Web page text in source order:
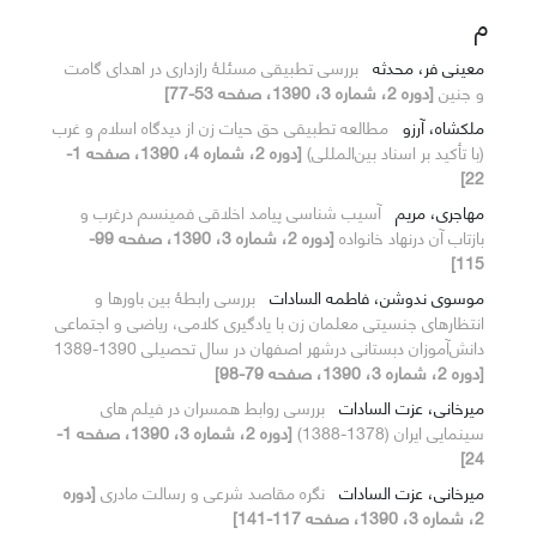
م
معینی فر، محدثه بررسی تطبیقی مسئلۀ رازداری در اهدای گامت
و جنین [دوره 2، شماره 3، 1390، صفحه 53-77]
ملکشاه، آرزو مطالعه تطبیقی حق حیات زن از دیدگاه اسلام و غرب
(با تأکید بر اسناد بین‌المللی)
[دوره 2، شماره 4، 1390، صفحه 1-
22]
مهاجری، مریم آسیب شناسی پیامد اخلاقی فمینسم درغرب و
بازتاب آن درنهاد خانواده
[دوره 2، شماره 3، 1390، صفحه 99-
115]
موسوی ندوشن، فاطمه السادات بررسی رابطۀ بین باورها و
انتظارهای جنسیتی معلمان زن با یادگیری کلامی، ریاضی و اجتماعی
دانش‌آموزان دبستانی درشهر اصفهان در سال تحصیلی 1390-1389
[دوره 2، شماره 3، 1390، صفحه 79-98]
میرخانی، عزت السادات بررسی روابط همسران در فیلم های
سینمایی ایران (1378-1388)
[دوره 2، شماره 3، 1390، صفحه 1-
24]
میرخانی، عزت السادات نگره مقاصد شرعی و رسالت مادری [دوره
2، شماره 3، 1390، صفحه 117-141]